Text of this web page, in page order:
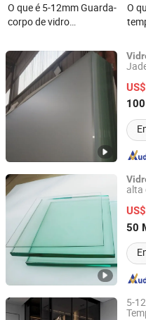
O que é 5-12mm Guarda-
corpo de vidro
personalizada para uso
doméstico e comercial
O
Jinhua Xinfu Glass Co.,
Zhejiang, China
alta
50
Qingdao Eliter Glass Co.,
Shandong, China
5-